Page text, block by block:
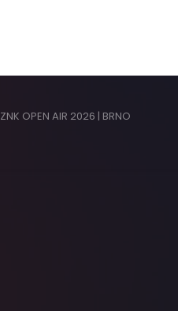
ZNK OPEN AIR 2026 | BRNO